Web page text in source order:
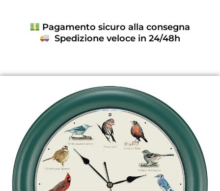
Pagamento sicuro alla consegna
Spedizione veloce in 24/48h